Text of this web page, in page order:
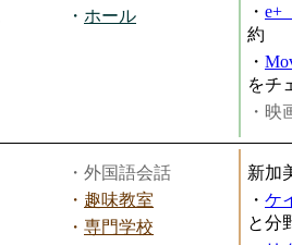
・ ホール ・ e+
約
・
をチ
・映
・外国語会話
・ 趣味教室
・ 専門学校
新加
・ ケ
と分